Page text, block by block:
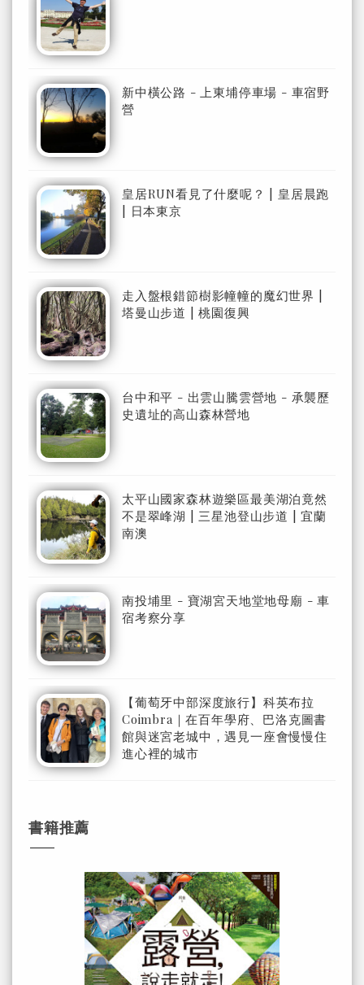
新中橫公路 - 上東埔停車場 - 車宿野
營
皇居RUN看見了什麼呢？ | 皇居晨跑
| 日本東京
走入盤根錯節樹影幢幢的魔幻世界 |
塔曼山步道 | 桃園復興
台中和平 - 出雲山騰雲營地 - 承襲歷
史遺址的高山森林營地
太平山國家森林遊樂區最美湖泊竟然
不是翠峰湖 | 三星池登山步道 | 宜蘭
南澳
南投埔里 - 寶湖宮天地堂地母廟 - 車
宿考察分享
【葡萄牙中部深度旅行】科英布拉
Coimbra｜在百年學府、巴洛克圖書
館與迷宮老城中，遇見一座會慢慢住
進心裡的城市
書籍推薦